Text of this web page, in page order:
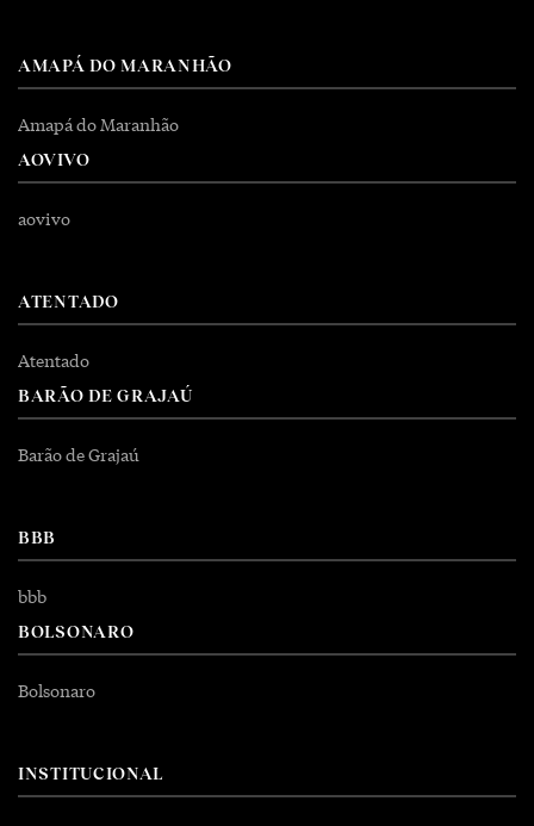
AMAPÁ DO MARANHÃO
Amapá do Maranhão
AOVIVO
aovivo
ATENTADO
Atentado
BARÃO DE GRAJAÚ
Barão de Grajaú
BBB
bbb
BOLSONARO
Bolsonaro
INSTITUCIONAL